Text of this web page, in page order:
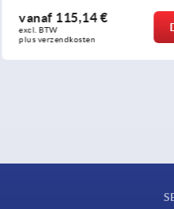
vanaf95,14 €
excl. BTW
plus verzendkosten